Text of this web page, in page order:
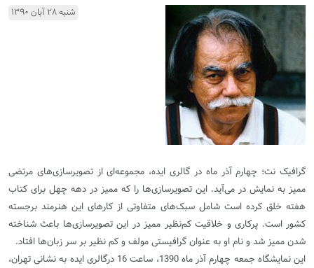
شنبه ۲۸ آبان ۱۳۹۰
گرافیک نت؛ چهارم آذر ماه در گالری ایده، مجموعه‌ای از تصویرسازی‌های مرتضی
ممیز به نمایش در می‌آید. این تصویرسازی‌ها را که ممیز در دهه‌ چهل برای کتاب
هفته خلق کرده است شامل سبک‌های متفاوتی از کارهای این هنرمند برجسته
کشور است. پرکاری و خلاقیت کم‌نظیر ممیز در این تصویرسازی‌ها باعث شناخته
شدن ممیز شد و نام او به عنوان گرافیستی مولف و کم نظیر بر سر زبان‌ها افتاد.
این نمایشگاه جمعه چهارم آذر ماه 1390، ساعت 16 درگالری ایده به نشانی تهران،